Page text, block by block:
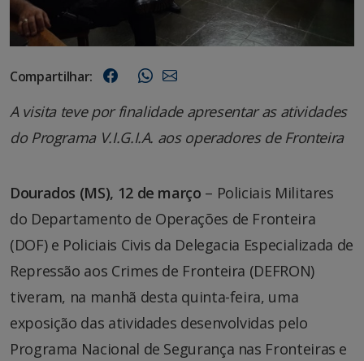
Compartilhar:
A visita teve por finalidade apresentar as atividades
do Programa V.I.G.I.A. aos operadores de Fronteira
Dourados (MS), 12 de março – Policiais Militares
do Departamento de Operações de Fronteira
(DOF) e Policiais Civis da Delegacia Especializada de
Repressão aos Crimes de Fronteira (DEFRON)
tiveram, na manhã desta quinta-feira, uma
exposição das atividades desenvolvidas pelo
Programa Nacional de Segurança nas Fronteiras e